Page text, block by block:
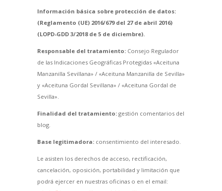
Información básica sobre protección de datos:
(Reglamento (UE) 2016/679 del 27 de abril 2016)
(LOPD-GDD 3/2018 de 5 de diciembre).
Responsable del tratamiento:Consejo Regulador
de las Indicaciones Geográficas Protegidas «Aceituna
Manzanilla Sevillana» / «Aceituna Manzanilla de Sevilla»
y «Aceituna Gordal Sevillana» / «Aceituna Gordal de
Sevilla».
Finalidad del tratamiento:gestión comentarios del
blog.
Base legitimadora:consentimiento del interesado.
Le asisten los derechos de acceso, rectificación,
cancelación, oposición, portabilidad y limitación que
podrá ejercer en nuestras oficinas o en el email: